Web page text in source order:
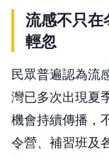
流感不只
輕忽
民眾普遍認為流
灣已多次出現夏
機會持續傳播，
令營、補習班及